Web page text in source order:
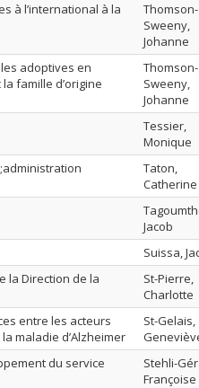
à l’international à la
Thomson-
Sweeny,
Johanne
adoptives en
famille d’origine
Thomson-
Sweeny,
Johanne
Tessier,
Monique
Taton,
Catherine
Jacob
Suissa,
la Direction de la
St-Pierre,
Charlotte
entre les acteurs
maladie d’Alzheimer
St-Gelais,
du service
Stehli-
Françoise